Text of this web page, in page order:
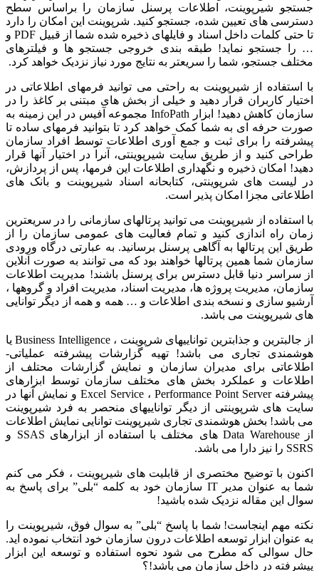
جستجو شیرپوینت، اطلاعات پرسنل سازمان را براساس سطح
دسترسی های تعیین شده، جستجو کنید. شرپوینت این امکان را دارد
تا حتی کلمات داخل اسناد و فایلهای ذخیره شده شما از قبیل PDF و
… را جستجو نماید! طبقه بندی خروجی جستجو ها و فیلترهای
مختلف جستجو، شما را سریعتر به نتایج مورد نیاز نزدیک خواهد کرد.
با استفاده از شیرپوینت به راحتی می توانید فرمهای اطلاعاتی در
اختیار کاربران قرار دهید و خیلی از بخش های مبتنی بر کاغذ را در
سازمان کاهش دهید! ابزار InfoPath مجموعه آفیس در این زمینه به
صورت حرفه ای به شما کمک خواهد کرد تا بتوانید فرمهای ساده تا
پیشرفته را برای ثبت و جمع آوری اطلاعات توسط افراد سازمان
طراحی کنید و از طریق سایت شیرپوینتی، آنرا در اختیار آنها قرار
دهید! امکان ذخیره و نگهداری اطلاعات این فرمها، پس از پردازش،
در لیست های شرپوینتی، کتابحانه اسناد شیرپوینت و بانک های
اطلاعاتی مجزا امکان پذیر است.
با استفاده از شیرپوینت می توانید پرتالهای سازمانی را در سریعترین
زمان راه اندازی کنید و تمام فعالیت های عمومی سازمان را از
طریق این پرتالها به آگاهی پرسنل برسانید. به عبارتی درگاه ورودی
سازمان شما همین پرتالها خواهند بود که می توانند به صورت آنلاین
از سراسر دنیا قابل دسترس برای پرسنل باشند! مدیریت اطلاعات
سازمان، مدیریت پروژه ها، مدیریت اسناد، مدیریت افراد و گروهها ،
آرشیو سازی و نسخه بندی اطلاعات و … همه و همه از دیگر توانایی
های شیرپوینت می باشد.
از جالبترین و جذابترین تواناییهای شرپوینت ، Business Intelligence یا
هوشمندی تجاری می باشد! تهیه گزارشات پیشرفته عملیاتی-
اطلاعاتی برای مدیران سازمان و نمایش گزارشات محتلف از
اطلاعات و عملکرد بخش های مختلف سازمان توسط ابزارهای
پیشرفته Excel Service ، Performance Point Server و نمایش آنها در
سایت های شرپوینتی از دیگر تواناییهای منحصر به فرد شیرپوینت
می باشد! بخش هوشمندی تجاری شیرپوینت توانایی نمایش اطلاعات
از Data Warehouse های مختلف با استفاده از ابزارهای SSAS و
SSRS را نیز دارا می باشد.
اکنون با توضیح مختصری از قابلیت های شیرپوینت ، فکر می کنم
شما به عنوان مدیر IT سازمان خود به کلمه “بلی” برای پاسخ به
سوال این مقاله نزدیک شده باشید!
نکته مهم اینجاست! شما با پاسخ “بلی” به سوال فوق، شیرپوینت را
به عنوان ابزار توسعه اطلاعات درون سازمان خود انتخاب نموده اید.
حال سوالی که مطرح می شود نحوه استفاده و توسعه این ابزار
پیشرفته در داخل سازمان می باشد!؟